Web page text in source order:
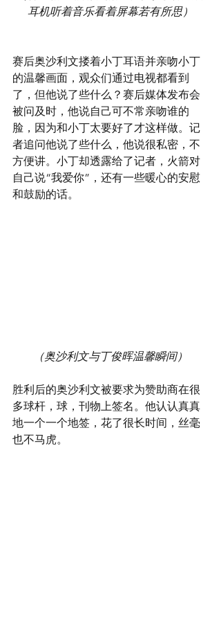
耳机听着音乐看着屏幕若有所思）
赛后奥沙利文搂着小丁耳语并亲吻小丁
的温馨画面，观众们通过电视都看到
了，但他说了些什么？赛后媒体发布会
被问及时，他说自己可不常亲吻谁的
脸，因为和小丁太要好了才这样做。记
者追问他说了些什么，他说很私密，不
方便讲。小丁却透露给了记者，火箭对
自己说“我爱你”，还有一些暖心的安慰
和鼓励的话。
（奥沙利文与丁俊晖温馨瞬间）
胜利后的奥沙利文被要求为赞助商在很
多球杆，球，刊物上签名。他认认真真
地一个一个地签，花了很长时间，丝毫
也不马虎。